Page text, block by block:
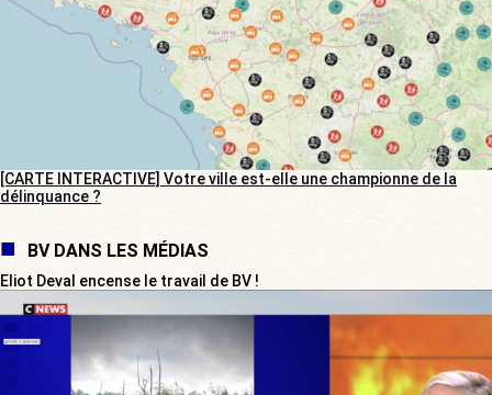
[CARTE INTERACTIVE] Votre ville est-elle une championne de la
délinquance ?
BV DANS LES MÉDIAS
Eliot Deval encense le travail de BV !